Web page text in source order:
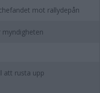
mot rallydepån
myndigheten
att rusta upp